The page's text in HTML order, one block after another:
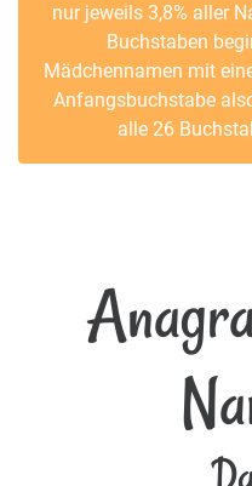
nur jeweils 3,8% aller
Buchstaben
Mädchennamen mit
Anfangsbuchstabe
alle 26